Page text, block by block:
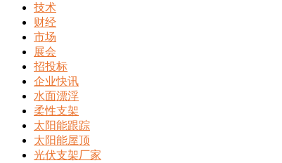
技术
财经
市场
展会
招投标
企业快讯
水面漂浮
柔性支架
太阳能跟踪
太阳能屋顶
光伏支架厂家